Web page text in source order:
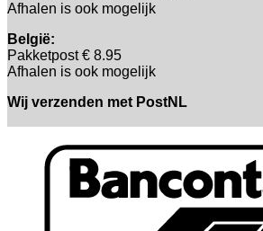
Afhalen is ook mogelijk
België:
Pakketpost € 8.95
Afhalen is ook mogelijk
Wij verzenden met PostNL